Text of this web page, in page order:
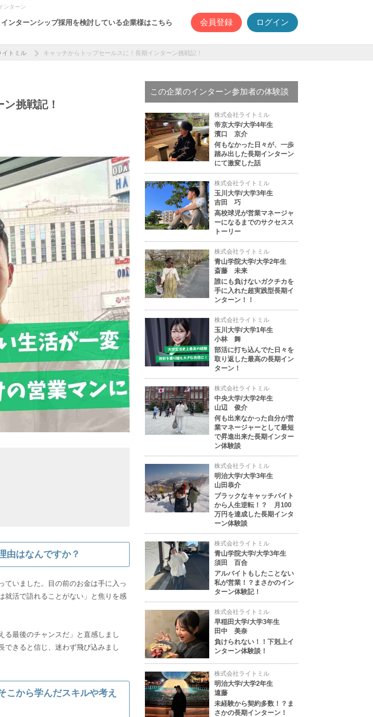
ンターン
インターンシップ採用を検討している企業様はこちら 会員登録 ログイン
イトミル キャッチからトップセールスに！長期インターン挑戦記！
挑戦記！
由はなんですか？
ていました。目の前のお金は手に入っ
就活で語れることがない」と焦りを感
る最後のチャンスだ」と直感しまし
できると信じ、迷わず飛び込みまし
こから学んだスキルや考え
この企業のインターン参加者の体験談
株式会社ライトミル
帝京大学/大学4年生
濱口 京介
何もなかった日々が、一歩
踏み出した長期インターン
にて激変した話
株式会社ライトミル
玉川大学/大学3年生
吉田 巧
高校球児が営業マネージャ
ーになるまでのサクセスス
トーリー
株式会社ライトミル
青山学院大学/大学2年生
斎藤 未来
誰にも負けないガクチカを
手に入れた超実践型長期イ
ンターン！！
株式会社ライトミル
玉川大学/大学1年生
小林 舞
部活に打ち込んでた日々を
取り返した最高の長期イン
ターン！
株式会社ライトミル
中央大学/大学2年生
山辺 俊介
何も出来なかった自分が営
業マネージャーとして最短
で昇進出来た長期インター
ン体験談
株式会社ライトミル
明治大学/大学3年生
山田恭介
ブラックなキャッチバイト
から人生逆転！？ 月100
万円を達成した長期インタ
ーン体験談
株式会社ライトミル
青山学院大学/大学3年生
須田 百合
アルバイトもしたことない
私が営業！？まさかのイン
ターン体験記！
株式会社ライトミル
早稲田大学/大学3年生
田中 美奈
負けられない！！下剋上イ
ンターン体験談！
株式会社ライトミル
明治大学/大学2年生
遠藤
未経験から契約多数！？ま
さかの長期インターン！